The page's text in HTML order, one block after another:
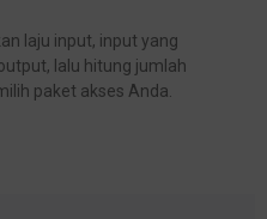
laju input, input yang
lalu hitung jumlah
paket akses Anda.